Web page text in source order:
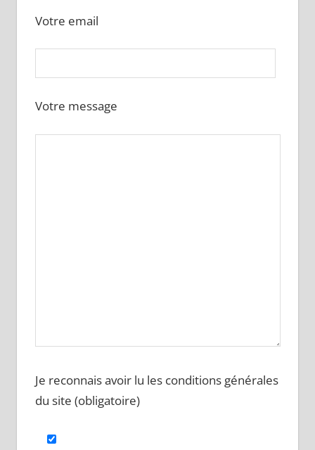
Votre email
Votre message
Je reconnais avoir lu les conditions générales
du site (obligatoire)